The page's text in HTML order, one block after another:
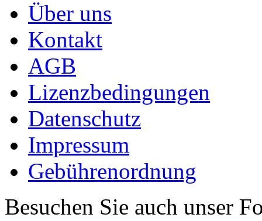
Über uns
Kontakt
AGB
Lizenzbedingungen
Datenschutz
Impressum
Gebührenordnung
Besuchen Sie auch unser